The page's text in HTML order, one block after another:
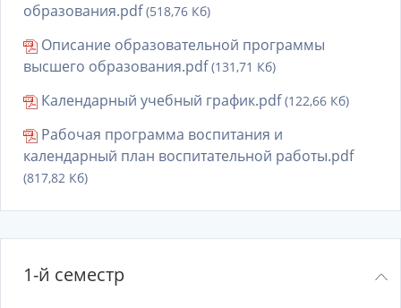
образования.pdf(518,76 Кб)
Описание образовательной программы
высшего образования.pdf(131,71 Кб)
Календарный учебный график.pdf(122,66 Кб)
Рабочая программа воспитания и
календарный план воспитательной работы.pdf
(817,82 Кб)
1-й семестр